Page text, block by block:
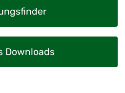
Downloads